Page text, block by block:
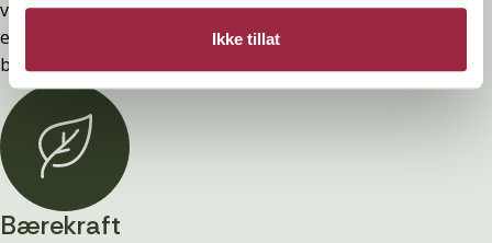
Ikke tillat
via byggevarehandelen. Har du spørsmål om pris, produkt
eller tilgjengelighet, ta kontakt med din lokale
byggevarebutikk.
Bærekraft